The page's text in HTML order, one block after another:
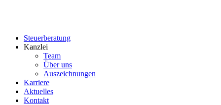
Steuerberatung
Kanzlei
Team
Über uns
Auszeichnungen
Karriere
Aktuelles
Kontakt